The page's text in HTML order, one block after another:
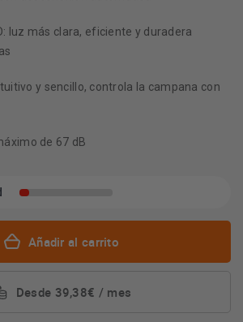
luz más clara, eficiente y duradera
y sencillo, controla la campana con
de 67 dB
Añadir al carrito
Desde 39,38€ / mes